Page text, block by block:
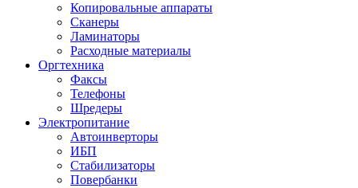
Копировальные аппараты
Сканеры
Ламинаторы
Расходные материалы
Оргтехника
Факсы
Телефоны
Шредеры
Электропитание
Автоинверторы
ИБП
Стабилизаторы
Повербанки